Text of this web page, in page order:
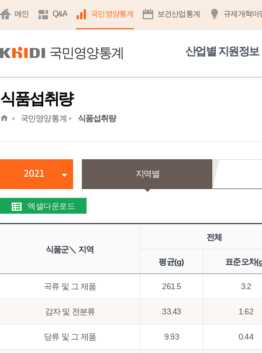
메인 Q&A 국민영양통계 보건산업통계 규제개혁마
국민영양통계 산업별 지원정보
식품섭취량
home국민영양통계 식품섭취량
2021 지역별
엑셀다운로드
식품군＼ 지역
전체
평균(g) 표준오차
곡류 및 그 제품 261.5 3.2
감자 및 전분류 33.43 1.62
당류 및 그 제품 9.93 0.44